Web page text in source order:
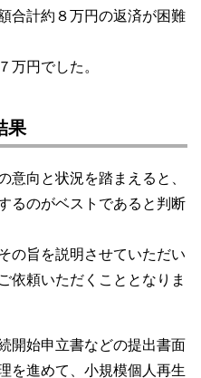
合計約８万円の返済が困難
万円でした。
果
意向と状況を踏まえると、
るのがベストであると判断
の旨を説明させていただい
依頼いただくこととなりま
開始申立書などの提出書面
を進めて、小規模個人再生